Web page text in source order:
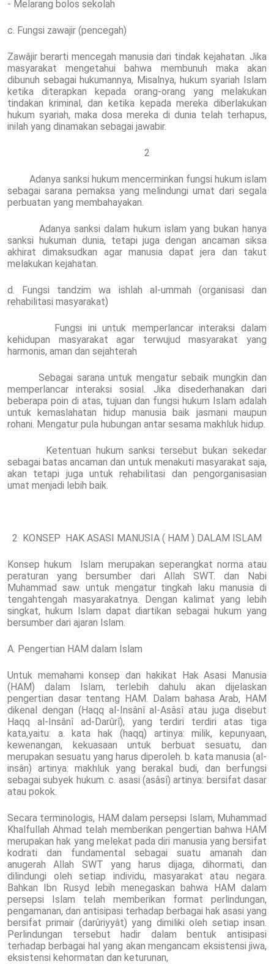
- Melarang bolos sekolah
c. Fungsi zawajir (pencegah)
Zawâjir berarti mencegah manusia dari tindak kejahatan. Jika
masyarakat mengetahui bahwa membunuh maka akan
dibunuh sebagai hukumannya, Misalnya, hukum syariah Islam
ketika diterapkan kepada orang-orang yang melakukan
tindakan kriminal, dan ketika kepada mereka diberlakukan
hukum syariah, maka dosa mereka di dunia telah terhapus,
inilah yang dinamakan sebagai jawabir.
2
Adanya sanksi hukum mencerminkan fungsi hukum islam
sebagai sarana pemaksa yang melindungi umat dari segala
perbuatan yang membahayakan.
Adanya sanksi dalam hukum islam yang bukan hanya
sanksi hukuman dunia, tetapi juga dengan ancaman siksa
akhirat dimaksudkan agar manusia dapat jera dan takut
melakukan kejahatan.
d. Fungsi tandzim wa ishlah al-ummah (organisasi dan
rehabilitasi masyarakat)
Fungsi ini untuk memperlancar interaksi dalam
kehidupan masyarakat agar terwujud masyarakat yang
harmonis, aman dan sejahterah
Sebagai sarana untuk mengatur sebaik mungkin dan
memperlancar interaksi sosial. Jika disederhanakan dari
beberapa poin di atas, tujuan dan fungsi hukum Islam adalah
untuk kemaslahatan hidup manusia baik jasmani maupun
rohani. Mengatur pula hubungan antar sesama makhluk hidup.
Ketentuan hukum sanksi tersebut bukan sekedar
sebagai batas ancaman dan untuk menakuti masyarakat saja,
akan tetapi juga untuk rehabilitasi dan pengorganisasian
umat menjadi lebih baik.
2 KONSEP HAK ASASI MANUSIA ( HAM ) DALAM ISLAM
Konsep hukum Islam merupakan seperangkat norma atau
peraturan yang bersumber dari Allah SWT. dan Nabi
Muhammad saw. untuk mengatur tingkah laku manusia di
tengahtengah masyarakatnya. Dengan kalimat yang lebih
singkat, hukum Islam dapat diartikan sebagai hukum yang
bersumber dari ajaran Islam.
A. Pengertian HAM dalam Islam
Untuk memahami konsep dan hakikat Hak Asasi Manusia
(HAM) dalam Islam, terlebih dahulu akan dijelaskan
pengertian dasar tentang HAM. Dalam bahasa Arab, HAM
dikenal dengan (Haqq al-Insânî al-Asâsî atau juga disebut
Haqq al-Insânî ad-Darûrî), yang terdiri terdiri atas tiga
kata,yaitu: a. kata hak (haqq) artinya: milik, kepunyaan,
kewenangan, kekuasaan untuk berbuat sesuatu, dan
merupakan sesuatu yang harus diperoleh. b. kata manusia (al-
insân) artinya: makhluk yang berakal budi, dan berfungsi
sebagai subyek hukum. c. asasi (asâsî) artinya: bersifat dasar
atau pokok.
Secara terminologis, HAM dalam persepsi Islam, Muhammad
Khalfullah Ahmad telah memberikan pengertian bahwa HAM
merupakan hak yang melekat pada diri manusia yang bersifat
kodrati dan fundamental sebagai suatu amanah dan
anugerah Allah SWT yang harus dijaga, dihormati, dan
dilindungi oleh setiap individu, masyarakat atau negara.
Bahkan Ibn Rusyd lebih menegaskan bahwa HAM dalam
persepsi Islam telah memberikan format perlindungan,
pengamanan, dan antisipasi terhadap berbagai hak asasi yang
bersifat primair (darûriyyât) yang dimiliki oleh setiap insan.
Perlindungan tersebut hadir dalam bentuk antisipasi
terhadap berbagai hal yang akan mengancam eksistensi jiwa,
eksistensi kehormatan dan keturunan,